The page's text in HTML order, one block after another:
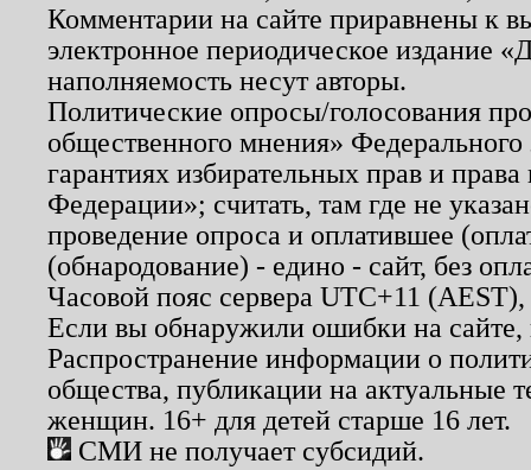
Комментарии на сайте приравнены к
электронное периодическое издание
наполняемость несут авторы.
Политические опросы/голосования
общественного мнения»
гарантиях избирательных прав и
Федерации»; считать, там где не
проведение опроса и оплатившее
(обнародование) - едино - сайт, без
Часовой пояс сервера UTC+11
Если вы обнаружили ошибки на
Распространение информации о
общества, публикации на актуальные
женщин. 16+ для детей старше 16 лет.
СМИ не получает субсидий.